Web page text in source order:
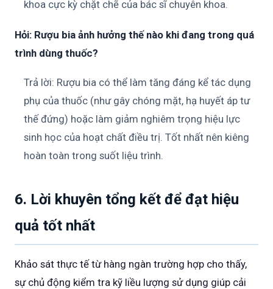
khoa cực kỳ chặt chẽ của bác sĩ chuyên khoa.
Hỏi: Rượu bia ảnh hưởng thế nào khi đang trong quá
trình dùng thuốc?
Trả lời: Rượu bia có thể làm tăng đáng kể tác dụng
phụ của thuốc (như gây chóng mặt, hạ huyết áp tư
thế đứng) hoặc làm giảm nghiêm trọng hiệu lực
sinh học của hoạt chất điều trị. Tốt nhất nên kiêng
hoàn toàn trong suốt liệu trình.
6. Lời khuyên tổng kết để đạt hiệu
quả tốt nhất
Khảo sát thực tế từ hàng ngàn trường hợp cho thấy,
sự chủ động kiểm tra kỹ liều lượng sử dụng giúp cải